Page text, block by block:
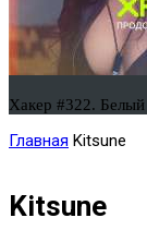
Хакер #322. Белый
Главная Kitsune
Kitsune